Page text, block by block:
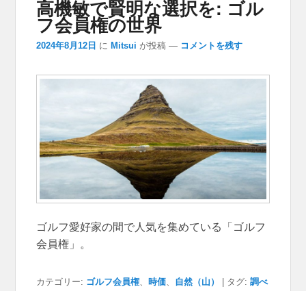
高機敏で賢明な選択を: ゴル
フ会員権の世界
2024年8月12日 に Mitsui が投稿 — コメントを残す
ゴルフ愛好家の間で人気を集めている「ゴルフ
会員権」。
カテゴリー: ゴルフ会員権、時価、 自然（山） タグ: 調べ